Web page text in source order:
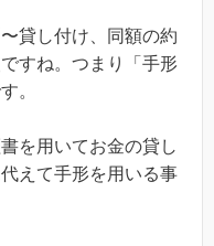
貸し付け、同額の約
すね。つまり「手形
。
を用いてお金の貸し
えて手形を用いる事